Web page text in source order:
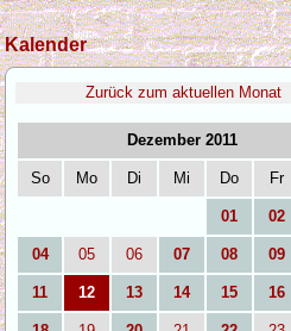
Kalender
Zurück zum aktuellen Monat
Dezember 2011
So Mo Di Mi Do Fr
01 02
04 05 06 07 08 09
11 12 13 14 15 16